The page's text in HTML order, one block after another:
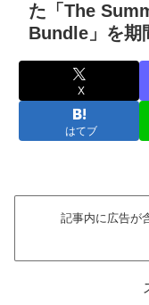
た「The
Bundle」を期
X
はてブ
記事内に広告が